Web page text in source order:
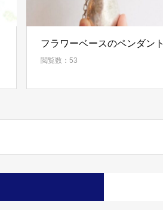
フラワーベースのペンダント
閲覧数：53